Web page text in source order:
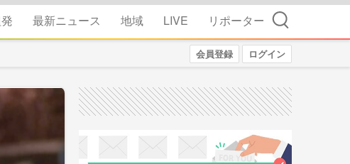
最新ニュース 地域 LIVE リポーター 検索
会員登録 ログイン